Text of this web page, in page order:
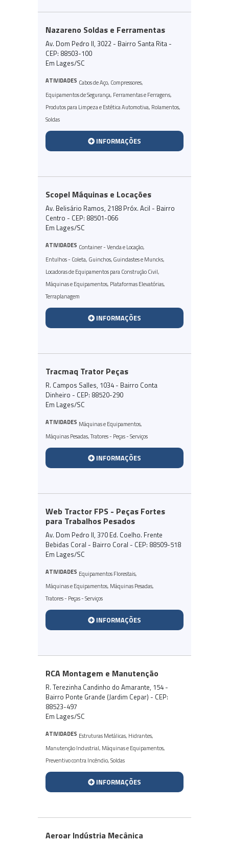
Nazareno Soldas e Ferramentas
Av. Dom Pedro II, 3022 - Bairro Santa Rita -
CEP: 88503-100
Em Lages/SC
ATIVIDADES Cabos de Aço, Compressores,
Equipamentos de Segurança, Ferramentas e Ferragens,
Produtos para Limpeza e Estética Automotiva, Rolamentos,
Soldas
INFORMAÇÕES
Scopel Máquinas e Locações
Av. Belisário Ramos, 2188 Próx. Acil - Bairro
Centro - CEP: 88501-066
Em Lages/SC
ATIVIDADES Container - Venda e Locação,
Entulhos - Coleta, Guinchos, Guindastes e Muncks,
Locadoras de Equipamentos para Construção Civil,
Máquinas e Equipamentos, Plataformas Elevatórias,
Terraplanagem
INFORMAÇÕES
Tracmaq Trator Peças
R. Campos Salles, 1034 - Bairro Conta
Dinheiro - CEP: 88520-290
Em Lages/SC
ATIVIDADES Máquinas e Equipamentos,
Máquinas Pesadas,Tratores - Peças - Serviços
INFORMAÇÕES
Web Tractor FPS - Peças Fortes
para Trabalhos Pesados
Av. Dom Pedro II, 370 Ed. Coelho. Frente
Bebidas Coral - Bairro Coral - CEP: 88509-518
Em Lages/SC
ATIVIDADES Equipamentos Florestais,
Máquinas e Equipamentos, Máquinas Pesadas,
Tratores - Peças - Serviços
INFORMAÇÕES
RCA Montagem e Manutenção
R. Terezinha Candinho do Amarante, 154 -
Bairro Ponte Grande (Jardim Cepar) - CEP:
88523-497
Em Lages/SC
ATIVIDADES Estruturas Metálicas, Hidrantes,
Manutenção Industrial, Máquinas e Equipamentos,
Preventivo contra Incêndio,Soldas
INFORMAÇÕES
Aeroar Indústria Mecânica